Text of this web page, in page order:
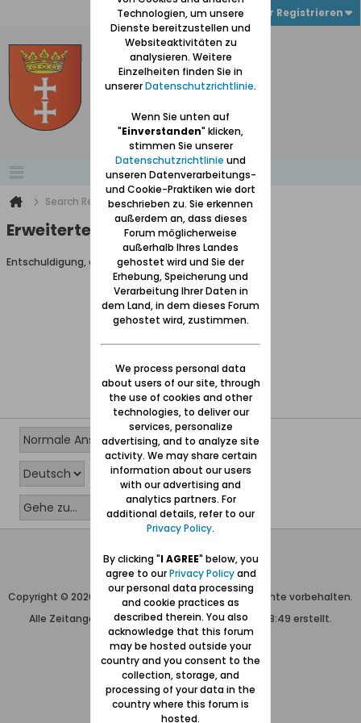
Anmelden oder Registrieren
Search Result
Erweiterte Suche
Entschuldigung, du darfst diese Seite nicht aufrufen.
Wolfgang Naujocks MMXXVI
Powered byvBulletin®
Copyright © 2026 MH Sub I, LLC dba vBulletin. Alle Rechte vorbehalten.
Alle Zeitangaben in WEZ+1. Die Seite wurde um 08:49 erstellt.
Technologien, um unsere
Dienste bereitzustellen und
Websiteaktivitäten zu
analysieren. Weitere
Einzelheiten finden Sie in
unsererDatenschutzrichtlinie.
Wenn Sie unten auf
"Einverstanden" klicken,
stimmen Sie unserer
Datenschutzrichtlinie und
unseren Datenverarbeitungs-
und Cookie-Praktiken wie dort
beschrieben zu. Sie erkennen
außerdem an, dass dieses
Forum möglicherweise
außerhalb Ihres Landes
gehostet wird und Sie der
Erhebung, Speicherung und
Verarbeitung Ihrer Daten in
dem Land, in dem dieses Forum
gehostet wird, zustimmen.
We process personal data
about users of our site, through
the use of cookies and other
technologies, to deliver our
services, personalize
advertising, and to analyze site
activity. We may share certain
information about our users
with our advertising and
analytics partners. For
additional details, refer to our
Privacy Policy.
By clicking "I AGREE" below, you
agree to ourPrivacy Policyand
our personal data processing
and cookie practices as
described therein. You also
acknowledge that this forum
may be hosted outside your
country and you consent to the
collection, storage, and
processing of your data in the
country where this forum is
hosted.